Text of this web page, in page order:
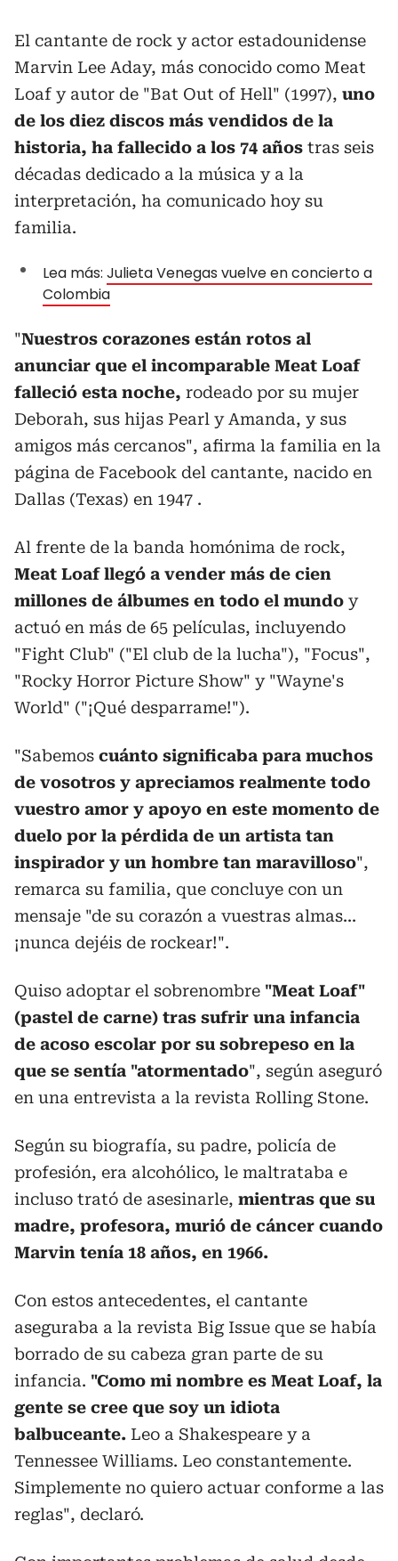
El cantante de rock y actor estadounidense
Marvin Lee Aday, más conocido como Meat
Loaf y autor de "Bat Out of Hell" (1997), uno
de los diez discos más vendidos de la
historia, ha fallecido a los 74 años tras seis
décadas dedicado a la música y a la
interpretación, ha comunicado hoy su
familia.
Lea más: Julieta Venegas vuelve en concierto a
Colombia
"Nuestros corazones están rotos al
anunciar que el incomparable Meat Loaf
falleció esta noche, rodeado por su mujer
Deborah, sus hijas Pearl y Amanda, y sus
amigos más cercanos", afirma la familia en la
página de Facebook del cantante, nacido en
Dallas (Texas) en 1947 .
Al frente de la banda homónima de rock,
Meat Loaf llegó a vender más de cien
millones de álbumes en todo el mundo y
actuó en más de 65 películas, incluyendo
"Fight Club" ("El club de la lucha"), "Focus",
"Rocky Horror Picture Show" y "Wayne's
World" ("¡Qué desparrame!").
"Sabemos cuánto significaba para muchos
de vosotros y apreciamos realmente todo
vuestro amor y apoyo en este momento de
duelo por la pérdida de un artista tan
inspirador y un hombre tan maravilloso",
remarca su familia, que concluye con un
mensaje "de su corazón a vuestras almas...
¡nunca dejéis de rockear!".
Quiso adoptar el sobrenombre "Meat Loaf"
(pastel de carne) tras sufrir una infancia
de acoso escolar por su sobrepeso en la
que se sentía "atormentado", según aseguró
en una entrevista a la revista Rolling Stone.
Según su biografía, su padre, policía de
profesión, era alcohólico, le maltrataba e
incluso trató de asesinarle, mientras que su
madre, profesora, murió de cáncer cuando
Marvin tenía 18 años, en 1966.
Con estos antecedentes, el cantante
aseguraba a la revista Big Issue que se había
borrado de su cabeza gran parte de su
infancia. "Como mi nombre es Meat Loaf, la
gente se cree que soy un idiota
balbuceante. Leo a Shakespeare y a
Tennessee Williams. Leo constantemente.
Simplemente no quiero actuar conforme a las
reglas", declaró.